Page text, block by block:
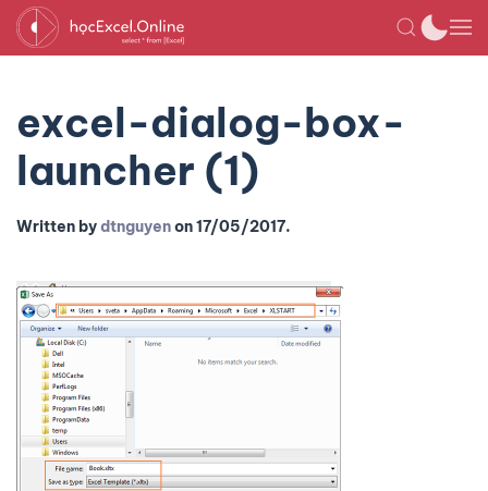
excel-dialog-box-
launcher (1)
Written bydtnguyenon17/05/2017.